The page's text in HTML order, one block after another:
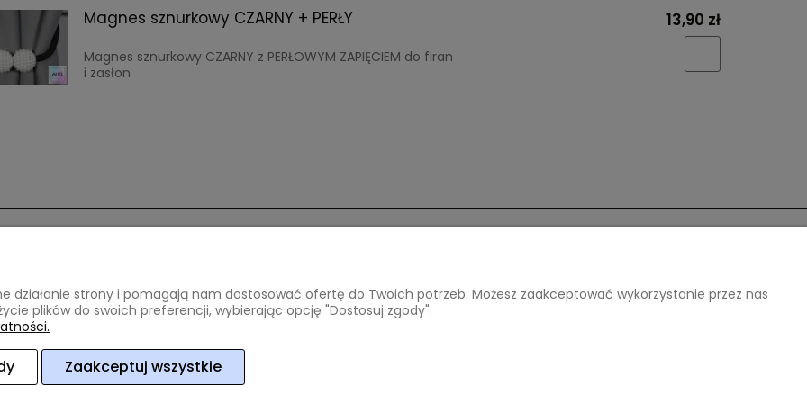
Magnes sznurkowy CZARNY + PERŁY
Magnes sznurkowy CZARNY z PERŁOWYM ZAPIĘCIEM do firan
i zasłon
13,90 zł
dostawy
Regulamin
Polityka prywatności
Kontakt i dane firmy
woj. mazowieckie NIP: 8212472854
działanie strony i pomagają nam dostosować ofertę do Twoich potrzeb. Możesz zaakceptować wykorzystanie przez nas
plików do swoich preferencji, wybierając opcję "Dostosuj zgody".
Zaakceptuj wszystkie